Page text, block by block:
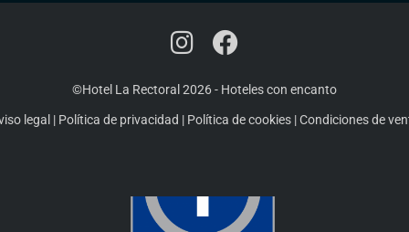
©Hotel La Rectoral 2026- Hoteles con encanto
legal | Política de privacidad | Política de cookies|Condiciones de